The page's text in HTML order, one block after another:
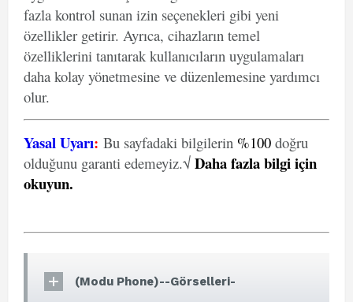
fazla kontrol sunan izin seçenekleri gibi yeni
özellikler getirir. Ayrıca, cihazların temel
özelliklerini tanıtarak kullanıcıların uygulamaları
daha kolay yönetmesine ve düzenlemesine yardımcı
olur.
Yasal Uyarı: Bu sayfadaki bilgilerin %100 doğru
olduğunu garanti edemeyiz.√ Daha fazla bilgi için
okuyun.
(Modu Phone)--Görselleri-